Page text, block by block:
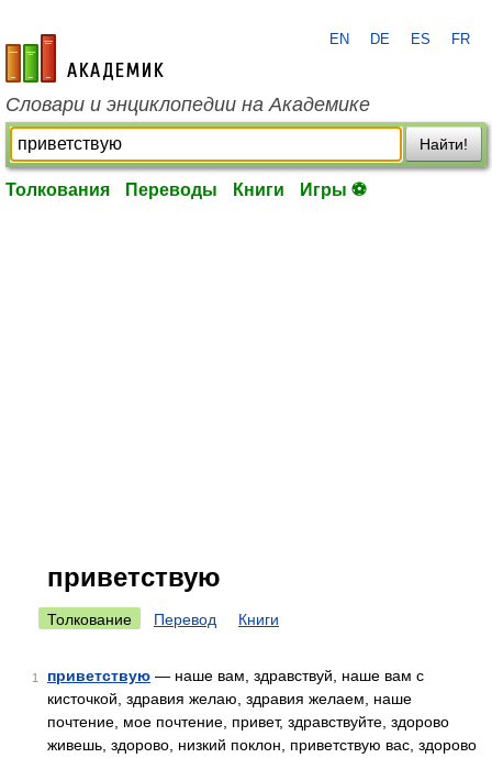
academic.ru
EN DE ES FR
Словари и энциклопедии на Академике
Найти!
Толкования Переводы Книги Игры ⚽
приветствую
Толкование Перевод Книги
1 приветствую — наше вам, здравствуй, наше вам с
кисточкой, здравия желаю, здравия желаем, наше
почтение, мое почтение, привет, здравствуйте, здорово
живешь, здорово, низкий поклон, приветствую вас, здорово